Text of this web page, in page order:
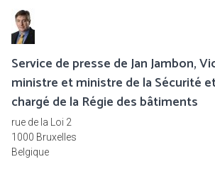
Service de presse de Jan Jambon,
ministre et ministre de la Sécurité
chargé de la Régie des bâtiments
rue de la Loi 2
1000 Bruxelles
Belgique